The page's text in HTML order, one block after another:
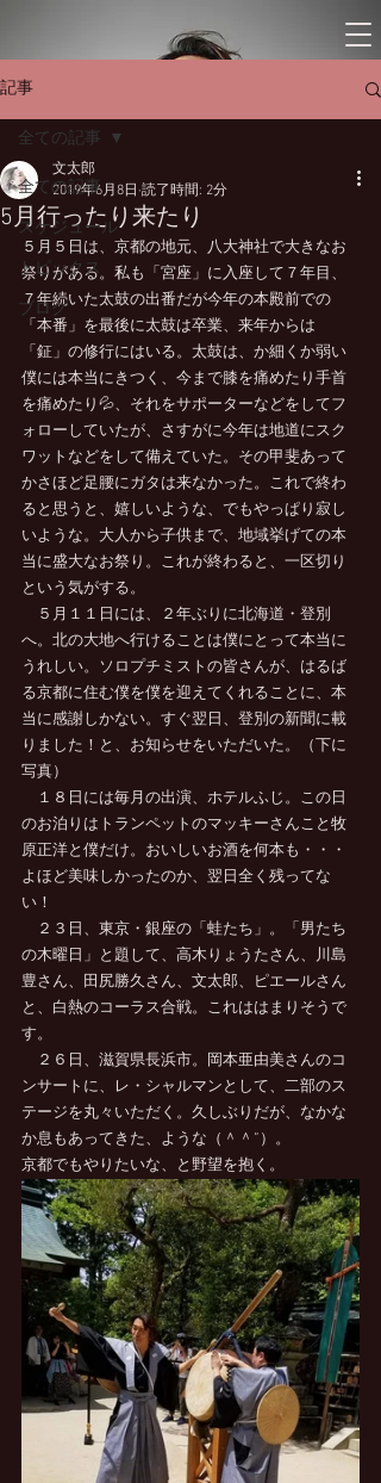
記事
全ての記事
スケジュール
トピックス
ブログ
全ての記事
5月行ったり来たり
文太郎
2019年6月8日 読了時間: 2分
５月５日は、京都の地元、八大神社で大きなお
祭りがある。私も「宮座」に入座して７年目、
７年続いた太鼓の出番だが今年の本殿前での
「本番」を最後に太鼓は卒業、来年からは
「鉦」の修行にはいる。太鼓は、か細くか弱い
僕には本当にきつく、今まで膝を痛めたり手首
を痛めたり💦、それをサポーターなどをしてフ
ォローしていたが、さすがに今年は地道にスク
ワットなどをして備えていた。その甲斐あって
かさほど足腰にガタは来なかった。これで終わ
ると思うと、嬉しいような、でもやっぱり寂し
いような。大人から子供まで、地域挙げての本
当に盛大なお祭り。これが終わると、一区切り
という気がする。
５月１１日には、２年ぶりに北海道・登別
へ。北の大地へ行けることは僕にとって本当に
うれしい。ソロプチミストの皆さんが、はるば
る京都に住む僕を僕を迎えてくれることに、本
当に感謝しかない。すぐ翌日、登別の新聞に載
りました！と、お知らせをいただいた。（下に
写真）
１８日には毎月の出演、ホテルふじ。この日
のお泊りはトランペットのマッキーさんこと牧
原正洋と僕だけ。おいしいお酒を何本も・・・
よほど美味しかったのか、翌日全く残ってな
い！
２３日、東京・銀座の「蛙たち」。「男たち
の木曜日」と題して、高木りょうたさん、川島
豊さん、田尻勝久さん、文太郎、ピエールさん
と、白熱のコーラス合戦。これははまりそうで
す。
２６日、滋賀県長浜市。岡本亜由美さんのコ
ンサートに、レ・シャルマンとして、二部のス
テージを丸々いただく。久しぶりだが、なかな
か息もあってきた、ような（＾＾”）。
京都でもやりたいな、と野望を抱く。